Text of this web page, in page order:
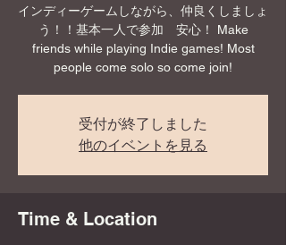
インディーゲームしながら、仲良くしましょ
う！！基本一人で参加 安心！ Make
friends while playing Indie games! Most
people come solo so come join!
受付が終了しました
他のイベントを見る
Time & Location